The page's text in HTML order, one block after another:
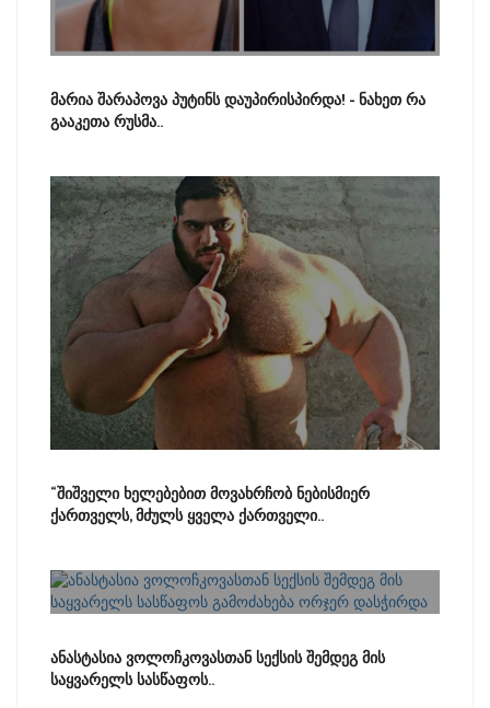
მარია შარაპოვა პუტინს დაუპირისპირდა! - ნახეთ რა
გააკეთა რუსმა..
“შიშველი ხელებებით მოვახრჩობ ნებისმიერ
ქართველს, მძულს ყველა ქართველი..
ანასტასია ვოლოჩკოვასთან სექსის შემდეგ მის
საყვარელს სასწაფოს..